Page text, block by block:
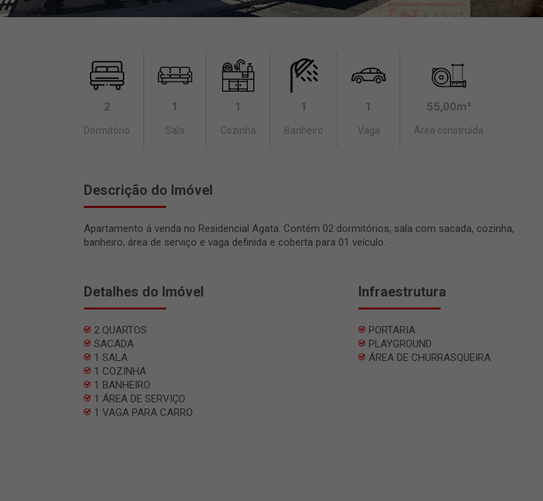
2
Dormitório
1
Sala
1
Cozinha
1
Banheiro
1
Vaga
55,00m²
Área construída
Descrição do Imóvel
Apartamento á venda no Residencial Agata. Contém 02 dormitórios, sala com sacada, cozinha,
banheiro, área de serviço e vaga definida e coberta para 01 veículo.
Detalhes do Imóvel
2 QUARTOS
SACADA
1 SALA
1 COZINHA
1 BANHEIRO
1 ÁREA DE SERVIÇO
1 VAGA PARA CARRO
Infraestrutura
PORTARIA
PLAYGROUND
ÁREA DE CHURRASQUEIRA